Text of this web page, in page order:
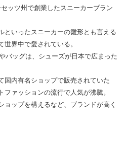
ッツ州で創業したスニーカーブラン
といったスニーカーの雛形とも言える
界中で愛されている。
バッグは、シューズが日本で広まった
国内有名ショップで販売されていた
ァッションの流行で人気が沸騰。
ョップを構えるなど、ブランドが高く